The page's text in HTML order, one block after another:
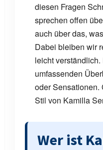
diesen Fragen
sprechen offen
auch über das,
Dabei bleiben wir
leicht
umfassenden
oder Sensationen.
Stil von Kamilla
Wer ist